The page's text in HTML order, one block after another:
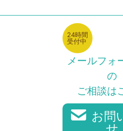
24時間
受付中
メールフォ
の
ご相談は
お問